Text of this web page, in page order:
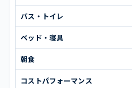
バス・トイレ
ベッド・寝具
朝食
コストパフォーマンス